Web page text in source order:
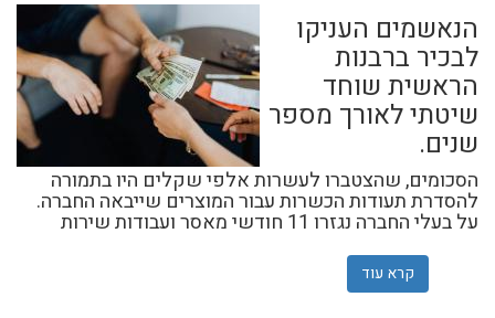
הנאשמים העניקו
לבכיר ברבנות
הראשית שוחד
שיטתי לאורך מספר
שנים.
הסכומים, שהצטברו לעשרות אלפי שקלים היו בתמורה
להסדרת תעודות הכשרות עבור המוצרים שייבאה החברה.
על בעלי החברה נגזרו 11 חודשי מאסר ועבודות שירות
קרא עוד